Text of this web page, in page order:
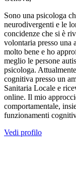
Sono una psicologa
neurodivergenti e le
concidenze che si è
volontaria presso una
molto bene e ho
meglio le persone
psicologa.
cognitiva presso un
Sanitaria Locale e
online. Il mio
comportamentale,
funzionamenti
Vedi profilo